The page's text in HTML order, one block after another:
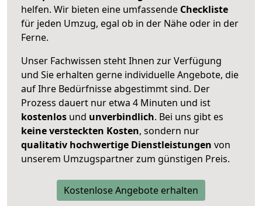
helfen. Wir bieten eine umfassende Checkliste
für jeden Umzug, egal ob in der Nähe oder in der
Ferne.
Unser Fachwissen steht Ihnen zur Verfügung
und Sie erhalten gerne individuelle Angebote, die
auf Ihre Bedürfnisse abgestimmt sind. Der
Prozess dauert nur etwa 4 Minuten und ist
kostenlos und unverbindlich. Bei uns gibt es
keine versteckten Kosten, sondern nur
qualitativ hochwertige Dienstleistungen von
unserem Umzugspartner zum günstigen Preis.
Kostenlose Angebote erhalten